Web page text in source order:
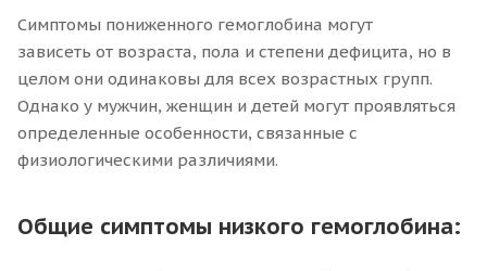
Симптомы пониженного гемоглобина могут
зависеть от возраста, пола и степени дефицита, но в
целом они одинаковы для всех возрастных групп.
Однако у мужчин, женщин и детей могут проявляться
определенные особенности, связанные с
физиологическими различиями.
Общие симптомы низкого гемоглобина: